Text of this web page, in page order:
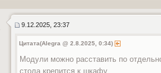
9.12.2025, 23:37
Цитата(Alegra @ 2.8.2025, 0:34)
Модули можно расставить по
стола крепится к шкафу.